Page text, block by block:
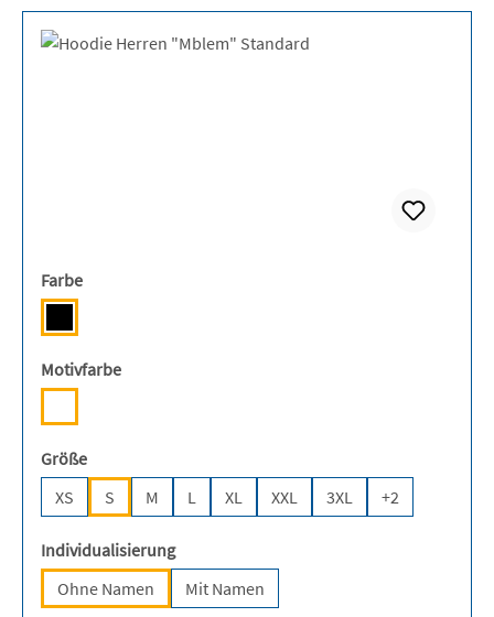
Farbeauswählen
Deep Black [JH]
Motivfarbeauswählen
Weiß
Größeauswählen
XS
S M L XL XXL 3XL +2
Individualisierungauswählen
Ohne Namen
Mit Namen